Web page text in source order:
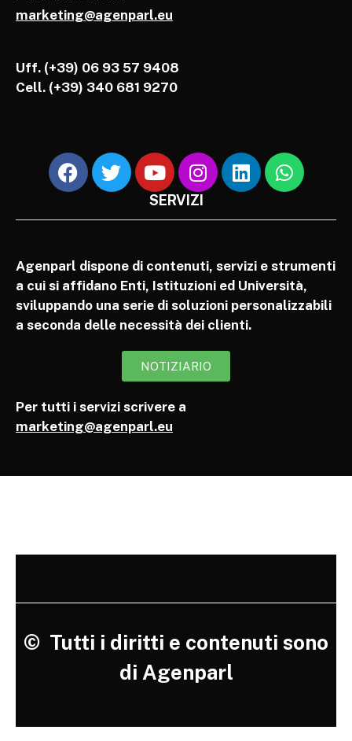
marketing@agenparl.eu
Uff. (+39) 06 93 57 9408
Cell. (+39) 340 681 9270
SERVIZI
Agenparl dispone di contenuti, servizi e strumenti
a cui si affidano Enti, Istituzioni ed Università,
sviluppando una serie di soluzioni personalizzabili
a seconda delle necessità dei clienti.
NOTIZIARIO
Per tutti i servizi scrivere a
marketing@agenparl.eu
© Tutti i diritti e contenuti sono
di Agenparl